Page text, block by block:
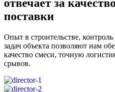
отвечает за
поставки
Опыт в строительстве,
задач объекта позволяют нам
качество смеси, точную
срывов.